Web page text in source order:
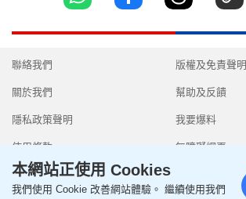
聯絡我們
關於我們
隱私政策聲明
使用條款
版權及免責聲明
幫助及反饋
我要爆料
無障礙網頁
本網站正使用 Cookies
我們使用 Cookie 改善網站體驗。 繼續使用我們